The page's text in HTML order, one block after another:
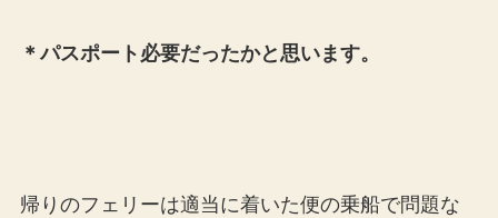
＊パスポート必要だったかと思います。
帰りのフェリーは適当に着いた便の乗船で問題な